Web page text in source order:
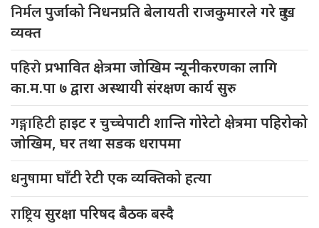
निर्मलपुर्जाको निधनप्रति बेलायती राजकुमारले गरे दुःख
व्यक्त
पहिरोप्रभावित क्षेत्रमा जोखिम न्यूनीकरणका लागि
का.म.पा ७ द्वारा अस्थायी संरक्षण कार्य सुरु
गङ्गाहिटीहाइट र चुच्चेपाटी शान्ति गोरेटो क्षेत्रमा पहिरोको
जोखिम, घर तथा सडक धरापमा
धनुषामाघाँटी रेटी एक व्यक्तिको हत्या
राष्ट्रियसुरक्षा परिषद बैठक बस्दै